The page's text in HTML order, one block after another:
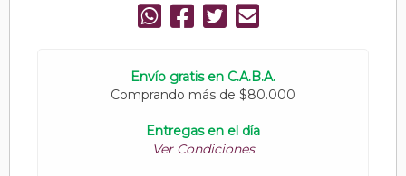
Envío gratis en C.A.B.A.
Comprando más de $80.000
Entregas en el día
Ver Condiciones